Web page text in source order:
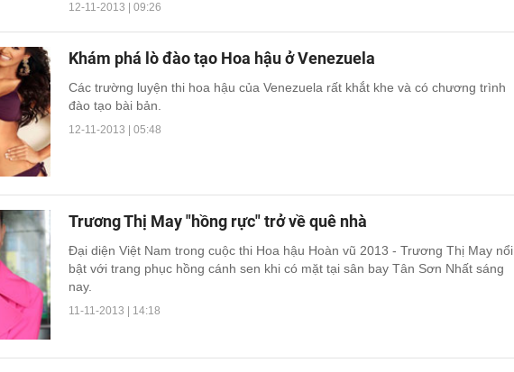
12-11-2013 | 09:26
Khám phá lò đào tạo Hoa hậu ở Venezuela
Các trường luyện thi hoa hậu của Venezuela rất khắt khe và có chương trình
đào tạo bài bản.
12-11-2013 | 05:48
Trương Thị May "hồng rực" trở về quê nhà
Đại diện Việt Nam trong cuộc thi Hoa hậu Hoàn vũ 2013 - Trương Thị May nổi
bật với trang phục hồng cánh sen khi có mặt tại sân bay Tân Sơn Nhất sáng
nay.
11-11-2013 | 14:18